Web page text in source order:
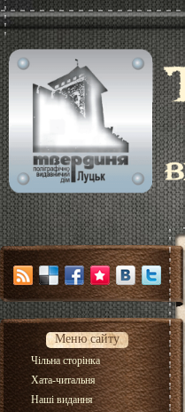
Меню сайту
Чільна сторінка
Хата-читальня
Наші видання